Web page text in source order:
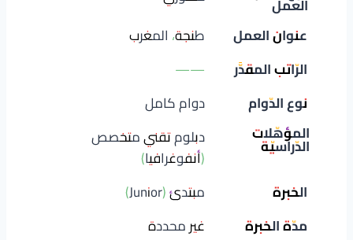
العمل
عنوان العمل
طنجة، المغرب
الرّاتب المقدَّر
——
نوع الدّوام
دوام كامل
المؤهّلات
الدّراسيّة
دبلوم تقني متخصص
(أنفوغرافيا)
الخبرة
مبتدئ (Junior)
مدّة الخبرة
غير محددة